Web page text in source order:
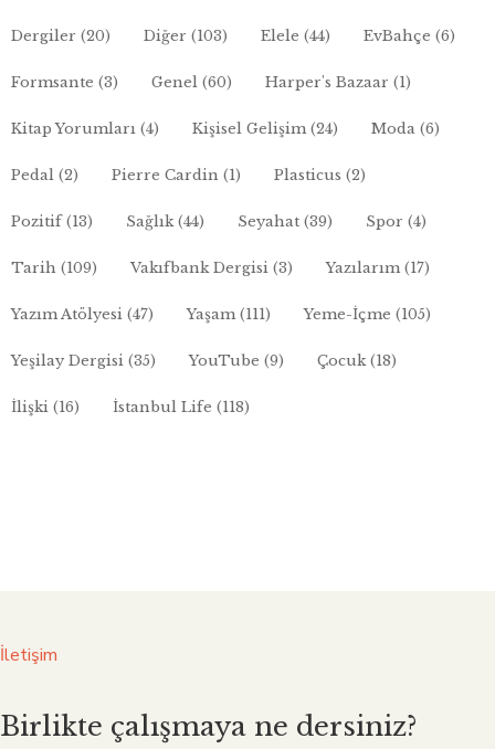
Dergiler (20) Diğer (103) Elele (44) EvBahçe (6)
Formsante (3) Genel (60) Harper's Bazaar (1)
Kitap Yorumları (4) Kişisel Gelişim(24) Moda (6)
Pedal (2) Pierre Cardin (1) Plasticus (2)
Pozitif(13) Sağlık(44) Seyahat (39) Spor (4)
Tarih (109) Vakıfbank Dergisi (3) Yazılarım(17)
Yazım Atölyesi (47) Yaşam(111) Yeme-İçme (105)
Yeşilay Dergisi (35) YouTube (9) Çocuk(18)
İlişki (16) İstanbul Life (118)
İletişim
Birlikte çalışmaya ne dersiniz?